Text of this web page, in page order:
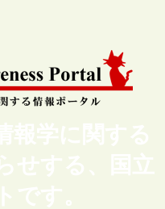
報学に関する
せする、国立
です。